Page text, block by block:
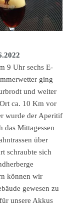
9 Uhr sechs E-
ging
und weiter
ca. 10 Km vor
wurde der Aperitif
das Mittagessen
über
schraubte sich
können wir
gewesen zu
unsere Akkus